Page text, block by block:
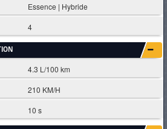
Essence | Hybride
4
4.3 L/100 km
210 KM/H
10 s